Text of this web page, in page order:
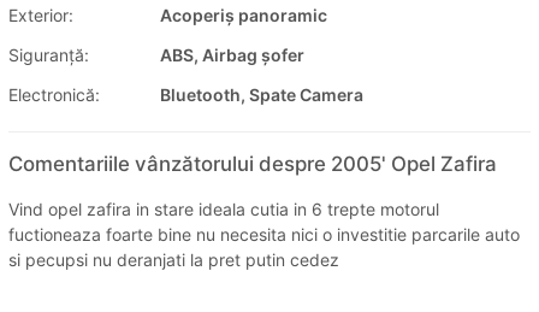
Exterior:
Acoperiș panoramic
Siguranţă:
ABS, Airbag șofer
Electronică:
Bluetooth, Spate Camera
Comentariile vânzătorului despre 2005' Opel Zafira
Vind opel zafira in stare ideala cutia in 6 trepte motorul
fuctioneaza foarte bine nu necesita nici o investitie parcarile auto
si pecupsi nu deranjati la pret putin cedez